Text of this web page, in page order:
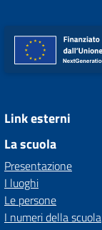
Link esterni
La scuola
Presentazione
I luoghi
Le persone
I numeri della scuola